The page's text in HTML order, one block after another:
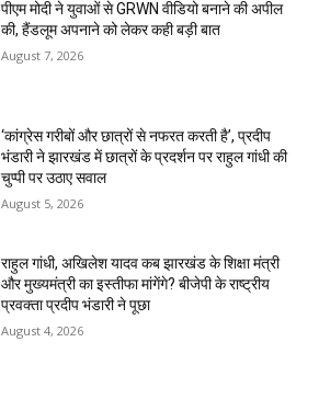
पीएम मोदी ने युवाओं से GRWN वीडियो बनाने की अपील
की, हैंडलूम अपनाने को लेकर कही बड़ी बात
August 7, 2026
‘कांग्रेस गरीबों और छात्रों से नफरत करती है’, प्रदीप
भंडारी ने झारखंड में छात्रों के प्रदर्शन पर राहुल गांधी की
चुप्पी पर उठाए सवाल
August 5, 2026
राहुल गांधी, अखिलेश यादव कब झारखंड के शिक्षा मंत्री
और मुख्यमंत्री का इस्तीफा मांगेंगे? बीजेपी के राष्ट्रीय
प्रवक्ता प्रदीप भंडारी ने पूछा
August 4, 2026